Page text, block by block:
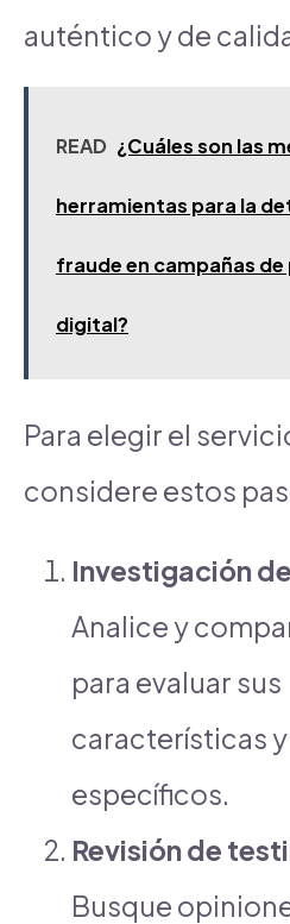
auténtico y de
READ ¿Cuáles son las
herramientas para la
fraude en campañas
digital?
Para elegir el
considere estos
Investigación
Analice y
para evaluar sus
características
específicos.
Revisión de
Busque